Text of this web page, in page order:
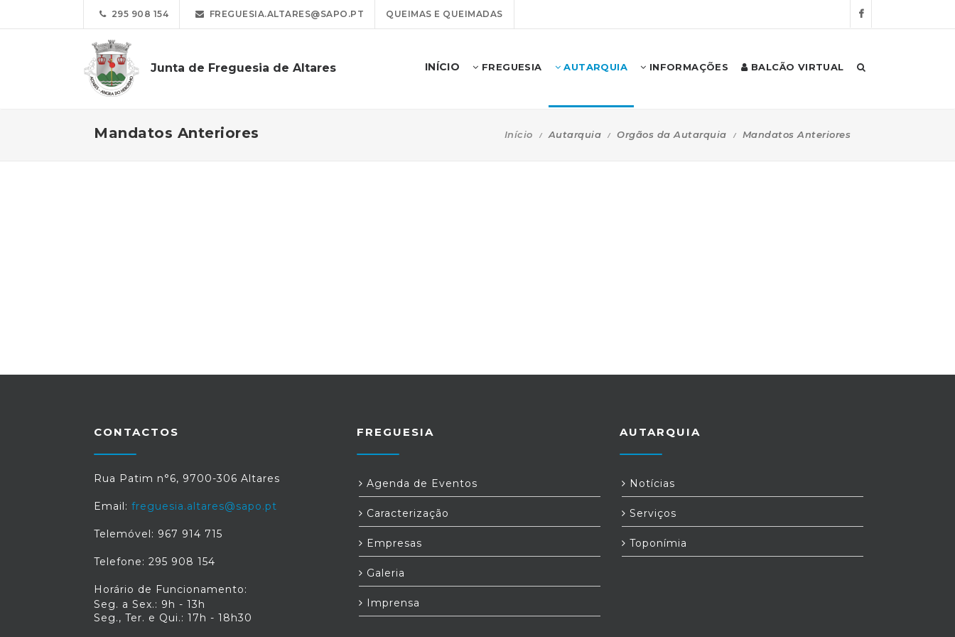
295 908 154 FREGUESIA.ALTARES@SAPO.PT QUEIMAS E QUEIMADAS
Junta de Freguesia de Altares INÍCIO FREGUESIA AUTARQUIA INFORMAÇÕES BALCÃO VIRTUAL
Mandatos Anteriores Início Autarquia Orgãos da Autarquia Mandatos Anteriores
CONTACTOS
Rua Patim n°6, 9700-306 Altares
Email: freguesia.altares@sapo.pt
Telemóvel: 967 914 715
Telefone: 295 908 154
Horário de Funcionamento:
Seg. a Sex.: 9h - 13h
Seg., Ter. e Qui.: 17h - 18h30
FREGUESIA
Agenda de Eventos
Caracterização
Empresas
Galeria
Imprensa
AUTARQUIA
Notícias
Serviços
Toponímia